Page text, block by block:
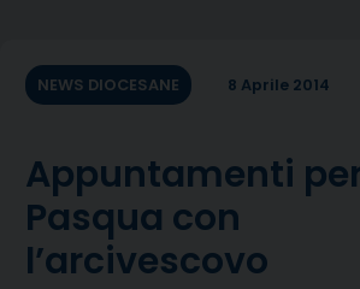
NEWS DIOCESANE 8 Aprile 2014
Appuntamenti
Pasqua con
l’arcivescovo